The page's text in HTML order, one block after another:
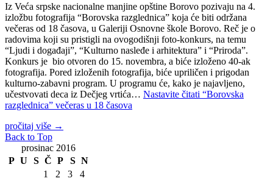
Iz Veća srpske nacionalne manjine opštine Borovo pozivaju na 4.
izložbu fotografija “Borovska razglednica” koja će biti održana
večeras od 18 časova, u Galeriji Osnovne škole Borovo. Reč je o
radovima koji su pristigli na ovogodišnji foto-konkurs, na temu
“Ljudi i događaji”, “Kulturno nasleđe i arhitektura” i “Priroda”.
Konkurs je bio otvoren do 15. novembra, a biće izloženo 40-ak
fotografija. Pored izloženih fotografija, biće upriličen i prigodan
kulturno-zabavni program. U programu će, kako je najavljeno,
učestvovati deca iz Dečjeg vrtića… Nastavite čitati “Borovska
razglednica” večeras u 18 časova
pročitaj više →
Back to Top
prosinac 2016
P U S Č P S N
1
2 3
4